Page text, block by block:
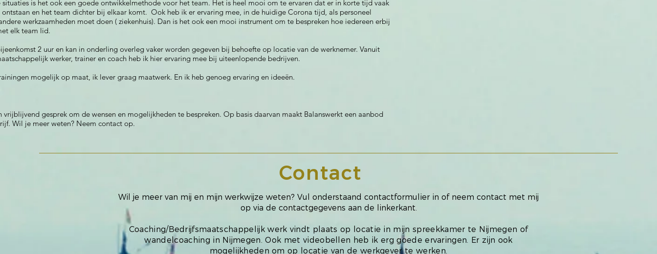
is het ook een goede ontwikkelmethode voor het team. Het is heel mooi om te ervaren dat er in korte tijd vaak
en het team dichter bij elkaar komt. Ook heb ik er ervaring mee, in de huidige Corona tijd, als personeel
werkzaamheden moet doen ( ziekenhuis). Dan is het ook een mooi instrument om te bespreken hoe iedereen erbij
elk team lid.
2 uur en kan in onderling overleg vaker worden gegeven bij behoefte op locatie van de werknemer. Vanuit
werker, trainer en coach heb ik hier ervaring mee bij uiteenlopende bedrijven.
mogelijk op maat, ik lever graag maatwerk. En ik heb genoeg ervaring en ideeën.
vrijblijvend gesprek om de wensen en mogelijkheden te bespreken. Op basis daarvan maakt Balanswerkt een aanbod
Wil je meer weten? Neem contact op.
Contact
Wil je meer van mij en mijn werkwijze weten? Vul onderstaand contactformulier in of neem contact met mij
op via de contactgegevens aan de linkerkant.
Coaching/Bedrijfsmaatschappelijk werk vindt plaats op locatie in mijn spreekkamer te Nijmegen of
wandelcoaching in Nijmegen. Ook met videobellen heb ik erg goede ervaringen. Er zijn ook
mogelijkheden om op locatie van de werkgever te werken.